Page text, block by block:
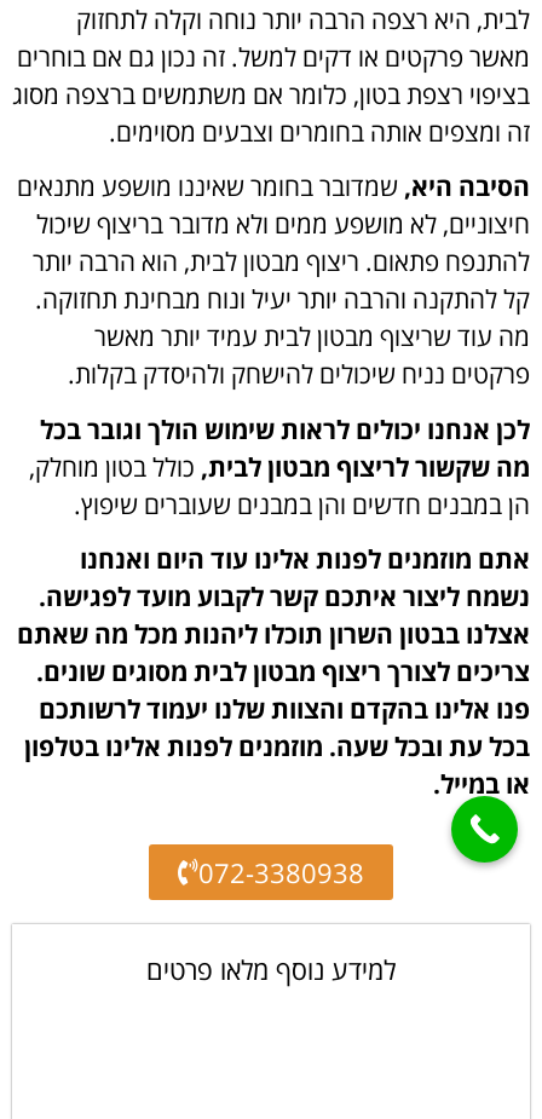
לבית, היא רצפה הרבה יותר נוחה וקלה לתחזוק
מאשר פרקטים או דקים למשל. זה נכון גם אם בוחרים
בציפוי רצפת בטון, כלומר אם משתמשים ברצפה מסוג
זה ומצפים אותה בחומרים וצבעים מסוימים.
הסיבה היא, שמדובר בחומר שאיננו מושפע מתנאים
חיצוניים, לא מושפע ממים ולא מדובר בריצוף שיכול
להתנפח פתאום. ריצוף מבטון לבית, הוא הרבה יותר
קל להתקנה והרבה יותר יעיל ונוח מבחינת תחזוקה.
מה עוד שריצוף מבטון לבית עמיד יותר מאשר
פרקטים נניח שיכולים להישחק ולהיסדק בקלות.
לכן אנחנו יכולים לראות שימוש הולך וגובר בכל
מה שקשור לריצוף מבטון לבית, כולל בטון מוחלק,
הן במבנים חדשים והן במבנים שעוברים שיפוץ.
אתם מוזמנים לפנות אלינו עוד היום ואנחנו
נשמח ליצור איתכם קשר לקבוע מועד לפגישה.
אצלנו בבטון השרון תוכלו ליהנות מכל מה שאתם
צריכים לצורך ריצוף מבטון לבית מסוגים שונים.
פנו אלינו בהקדם והצוות שלנו יעמוד לרשותכם
בכל עת ובכל שעה. מוזמנים לפנות אלינו בטלפון
או במייל.
072-3380938
למידע נוסף מלאו פרטים